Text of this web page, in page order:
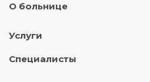
О больнице
Услуги
Специалисты